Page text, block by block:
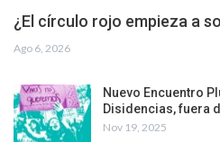
¿El círculo rojo empieza a
Ago 6, 2026
Nuevo Encuentro
Disidencias, fuera
Nov 19, 2025